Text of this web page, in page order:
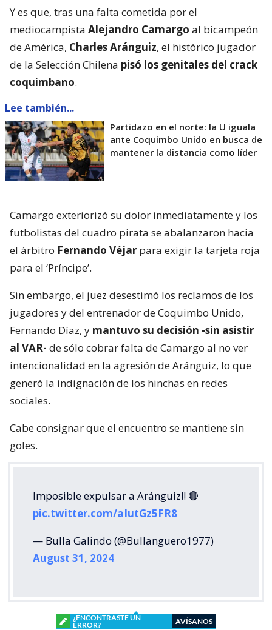
Y es que, tras una falta cometida por el
mediocampista Alejandro Camargo al bicampeón
de América, Charles Aránguiz, el histórico jugador
de la Selección Chilena pisó los genitales del crack
coquimbano.
Lee también...
Partidazo en el norte: la U iguala
ante Coquimbo Unido en busca de
mantener la distancia como líder
Camargo exteriorizó su dolor inmediatamente y los
futbolistas del cuadro pirata se abalanzaron hacia
el árbitro Fernando Véjar para exigir la tarjeta roja
para el ‘Príncipe’.
Sin embargo, el juez desestimó los reclamos de los
jugadores y del entrenador de Coquimbo Unido,
Fernando Díaz, y mantuvo su decisión -sin asistir
al VAR- de sólo cobrar falta de Camargo al no ver
intencionalidad en la agresión de Aránguiz, lo que
generó la indignación de los hinchas en redes
sociales.
Cabe consignar que el encuentro se mantiene sin
goles.
Imposible expulsar a Aránguiz!! 🔴
pic.twitter.com/aIutGz5FR8
— Bulla Galindo (@Bullanguero1977)
August 31, 2024
¿ENCONTRASTE UN
ERROR?
AVÍSANOS